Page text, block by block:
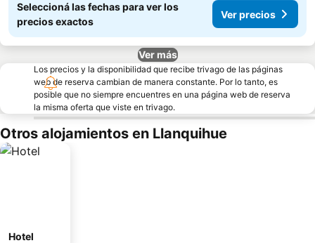
Seleccioná las fechas para ver los
precios exactos
Ver precios
Ver más
Los precios y la disponibilidad que recibe trivago de las páginas
web de reserva cambian de manera constante. Por lo tanto, es
posible que no siempre encuentres en una página web de reserva
la misma oferta que viste en trivago.
Otros alojamientos en Llanquihue
Hotel